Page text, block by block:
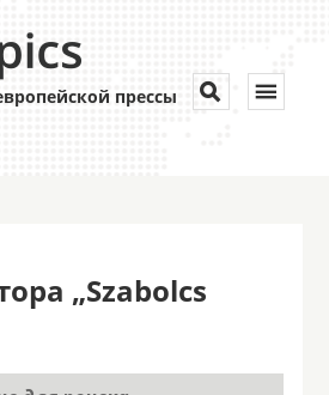
прессы Toggle


„Szabolcs